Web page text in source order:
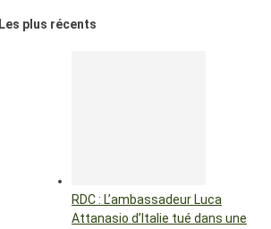
Les plus récents
RDC : L’ambassadeur Luca
Attanasio d’Italie tué dans une